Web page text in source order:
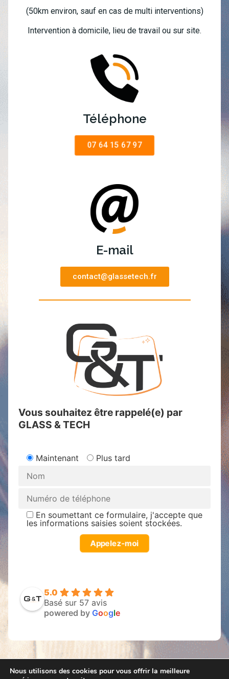
(50km environ, sauf en cas de multi interventions)
Intervention à domicile, lieu de travail ou sur site.
Téléphone
07 64 15 67 97
E-mail
contact@glassetech.fr
Vous souhaitez être rappelé(e) par
GLASS & TECH
Maintenant Plus tard
En soumettant ce formulaire, j'accepte que
les informations saisies soient stockées.
5.0
Basé sur 57 avis
powered by Google
Nous utilisons des cookies pour vous offrir la meilleure